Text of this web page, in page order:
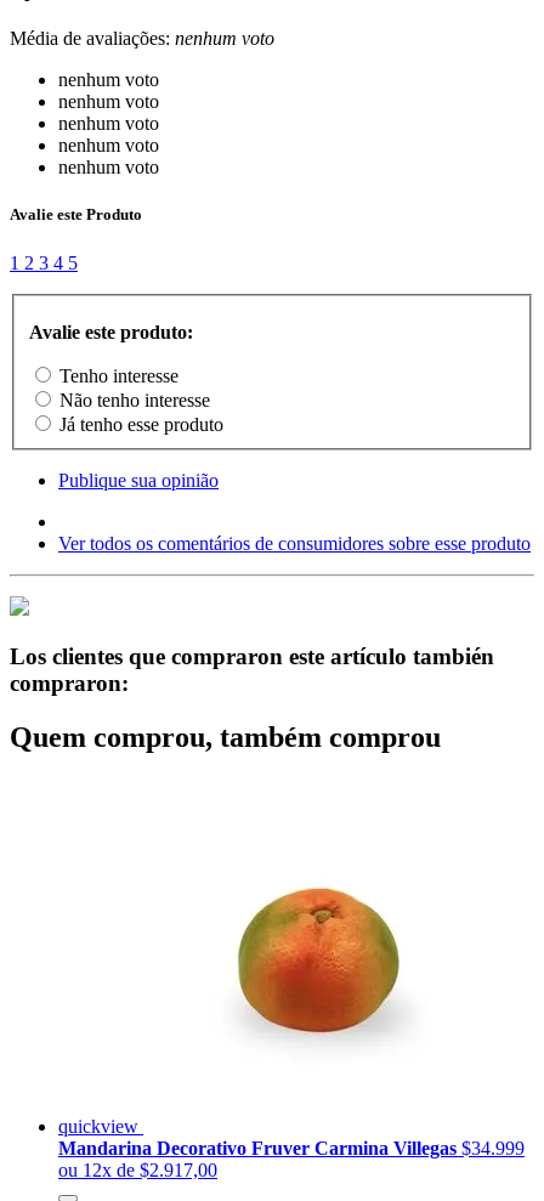
Média de avaliações: nenhum voto
nenhum voto
nenhum voto
nenhum voto
nenhum voto
nenhum voto
Avalie este Produto
1 2 3 4 5
Avalie este produto:
Tenho interesse
Não tenho interesse
Já tenho esse produto
Publique sua opinião
Ver todos os comentários de consumidores sobre esse produto
Los clientes que compraron este artículo también
compraron:
Quem comprou, também comprou
quickview
Mandarina Decorativo Fruver Carmina Villegas $34.999
ou 12x de $2.917,00